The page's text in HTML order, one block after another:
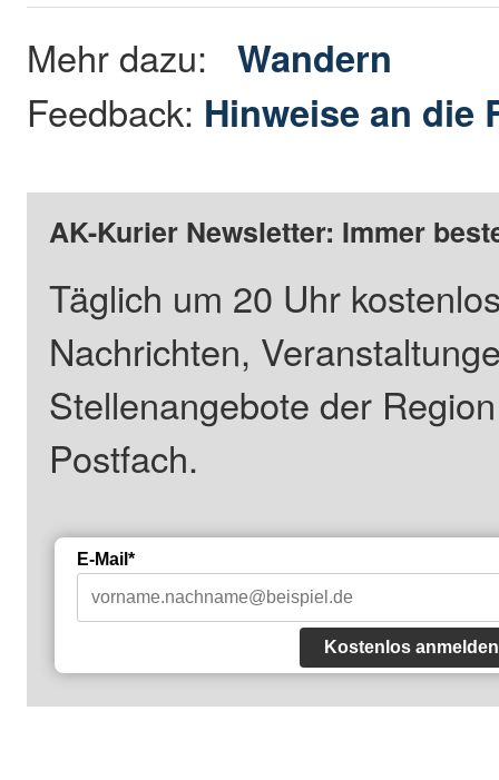
Mehr dazu:Wandern
Feedback: Hinweise an die
AK-Kurier Newsletter: Immer
Täglich um 20 Uhr
Nachrichten,
Stellenangebote der
Postfach.
E-Mail*
Kostenlos anmelden